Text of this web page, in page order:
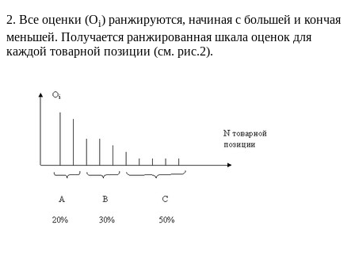
2. Все оценки (Оi) ранжируются, начиная с большей и кончая
меньшей. Получается ранжированная шкала оценок для
каждой товарной позиции (см. рис.2).